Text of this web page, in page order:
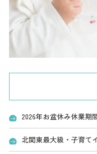
2026年お盆休み休業期
北関東最大級・子育て